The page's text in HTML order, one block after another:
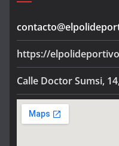
https://
Calle Doctor Sumsi,